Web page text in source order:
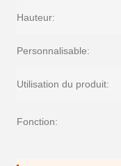
Hauteur:
Personnalisable:
Utilisation du produit:
Fonction: